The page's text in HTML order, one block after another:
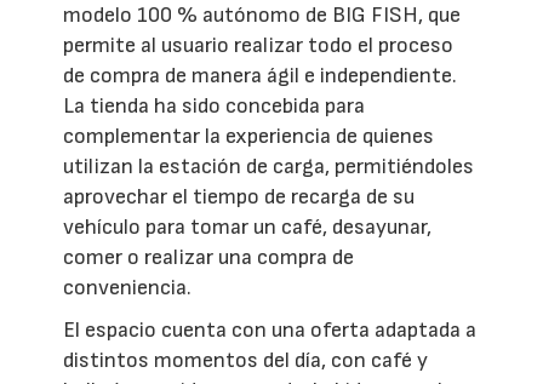
modelo 100 % autónomo de BIG FISH, que
permite al usuario realizar todo el proceso
de compra de manera ágil e independiente.
La tienda ha sido concebida para
complementar la experiencia de quienes
utilizan la estación de carga, permitiéndoles
aprovechar el tiempo de recarga de su
vehículo para tomar un café, desayunar,
comer o realizar una compra de
conveniencia.
El espacio cuenta con una oferta adaptada a
distintos momentos del día, con café y